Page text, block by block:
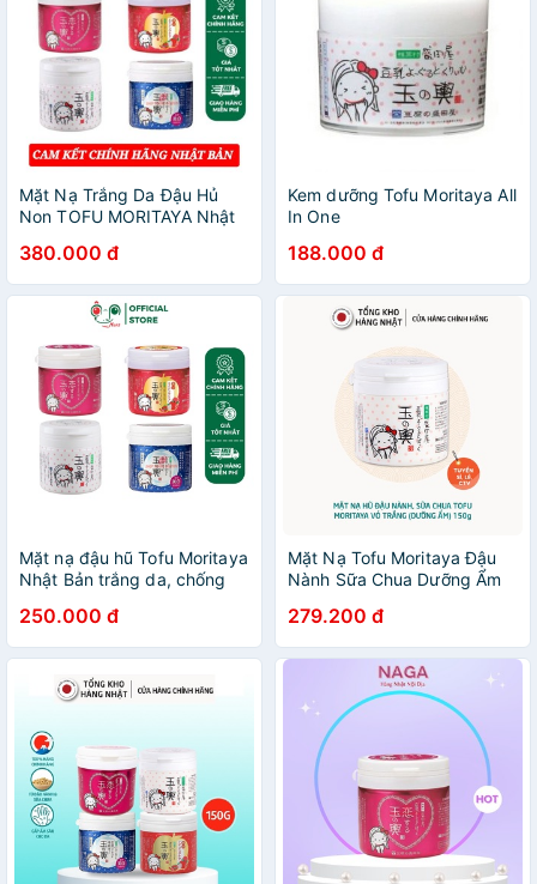
Mặt Nạ Trắng Da Đậu Hủ
Non TOFU MORITAYA Nhật
Mờ Thâm Nám Tàn Nhang
Săn Chắc Da
380.000 đ
Kem dưỡng Tofu Moritaya All
In One
188.000 đ
Mặt nạ đậu hũ Tofu Moritaya
Nhật Bản trắng da, chống
250.000 đ
Mặt Nạ Tofu Moritaya Đậu
Nành Sữa Chua Dưỡng Ẩm
(150gr)
279.200 đ